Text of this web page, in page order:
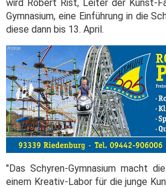
wird Robert Rist, Leiter der Kunst-
Gymnasium, eine Einführung in die
diese dann bis 13. April.
"Das Schyren-Gymnasium macht
einem Kreativ-Labor für die junge